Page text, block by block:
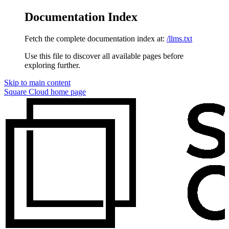
Documentation Index
Fetch the complete documentation index at: /llms.txt
Use this file to discover all available pages before
exploring further.
Skip to main content
Square Cloud home page